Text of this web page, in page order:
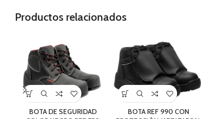
Productos relacionados
BOTA DE SEGURIDAD
BOTA REF 990 CON